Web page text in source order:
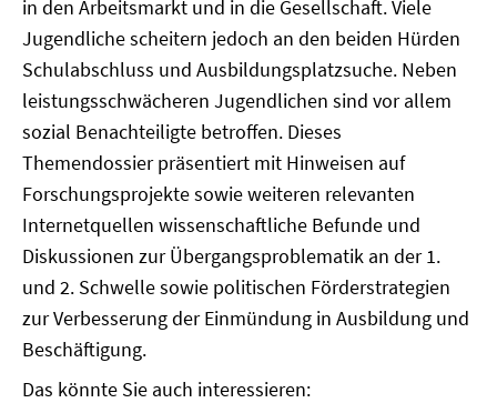
in den Arbeitsmarkt und in die Gesellschaft. Viele
Jugendliche scheitern jedoch an den beiden Hürden
Schulabschluss und Ausbildungsplatzsuche. Neben
leistungsschwächeren Jugendlichen sind vor allem
sozial Benachteiligte betroffen. Dieses
Themendossier präsentiert mit Hinweisen auf
Forschungsprojekte sowie weiteren relevanten
Internetquellen wissenschaftliche Befunde und
Diskussionen zur Übergangsproblematik an der 1.
und 2. Schwelle sowie politischen Förderstrategien
zur Verbesserung der Einmündung in Ausbildung und
Beschäftigung.
Das könnte Sie auch interessieren: